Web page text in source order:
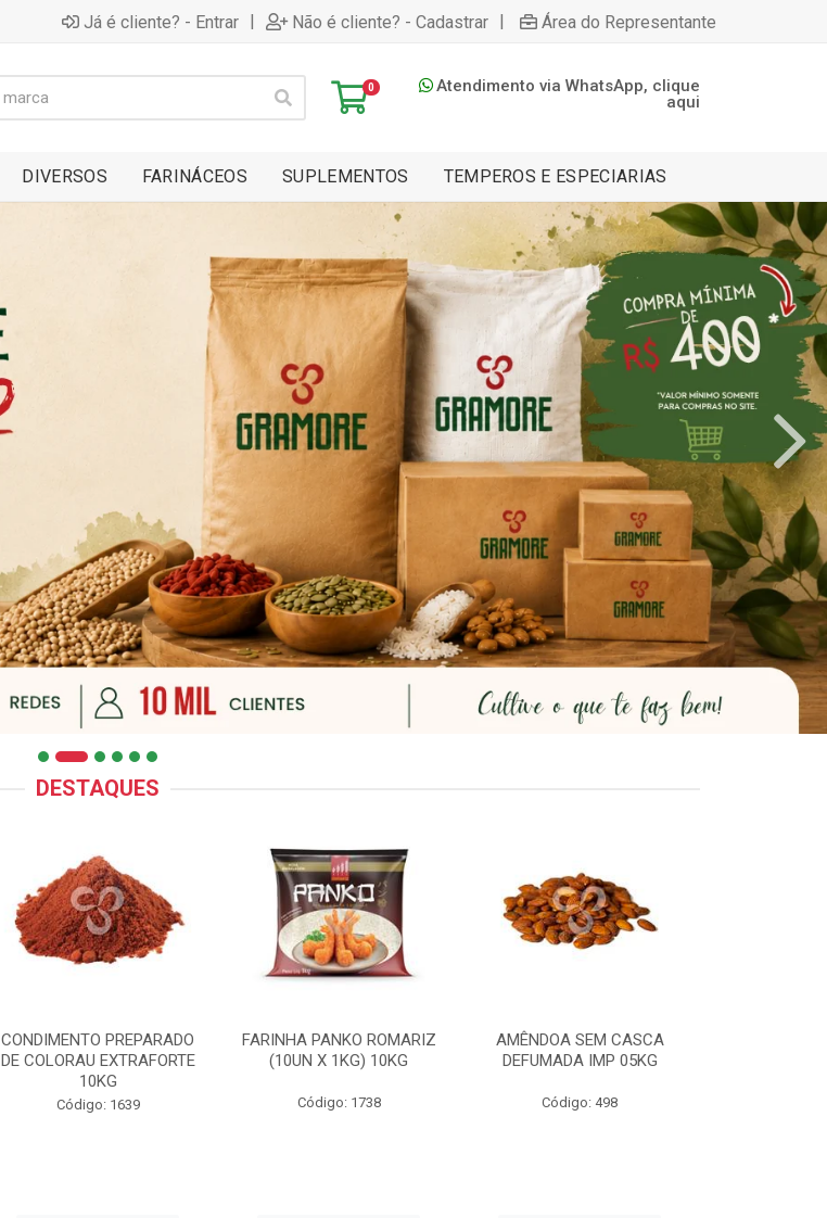
Já é cliente? - Entrar | Não é cliente? - Cadastrar | Área do Representante
0
Atendimento via WhatsApp, clique
aqui
DIVERSOS FARINÁCEOS SUPLEMENTOS TEMPEROS E ESPECIARIAS
DESTAQUES
CONDIMENTO PREPARADO
DE COLORAU EXTRAFORTE
10KG
Código: 1639
FARINHA PANKO ROMARIZ
(10UN X 1KG) 10KG
Código: 1738
AMÊNDOA SEM CASCA
DEFUMADA IMP 05KG
Código: 498